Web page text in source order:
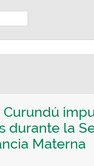
durante la
Materna